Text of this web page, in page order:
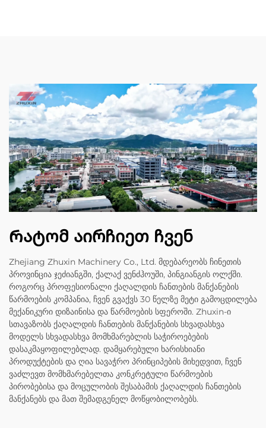
Რატომ აირჩიეთ ჩვენ
Zhejiang Zhuxin Machinery Co., Ltd. მდებარეობს ჩინეთის
პროვინცია ჯეძიანგში, ქალაქ ვენძჰოუში, პინგიანგის ოლქში.
როგორც პროფესიონალი ქაღალდის ჩანთების მანქანების
წარმოების კომპანია, ჩვენ გვაქვს 30 წელზე მეტი გამოცდილება
მექანიკური დიზაინისა და წარმოების სფეროში. Zhuxin-ი
სთავაზობს ქაღალდის ჩანთების მანქანების სხვადასხვა
მოდელს სხვადასხვა მომხმარებლის საჭიროებების
დასაკმაყოფილებლად. დამყარებული ხარისხიანი
პროდუქტების და ღია სავაჭრო პრინციპების მიხედვით, ჩვენ
ვაძლევთ მომხმარებელთა კონკრეტული წარმოების
პირობებისა და მოცულობის შესაბამის ქაღალდის ჩანთების
მანქანებს და მათ შემადგენელ მოწყობილობებს.